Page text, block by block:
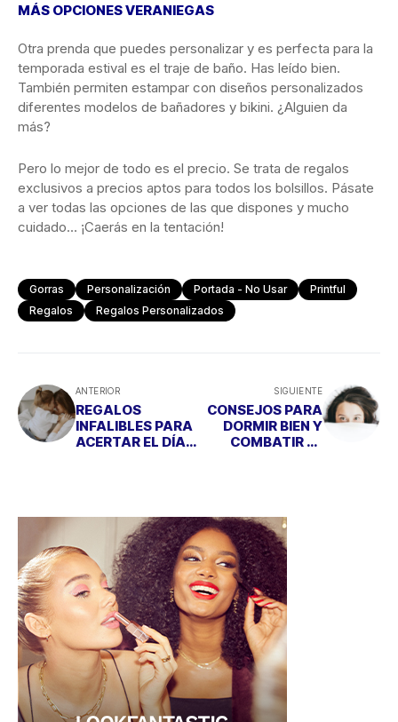
MÁS OPCIONES VERANIEGAS
Otra prenda que puedes personalizar y es perfecta para la
temporada estival es el traje de baño. Has leído bien.
También permiten estampar con diseños personalizados
diferentes modelos de bañadores y bikini. ¿Alguien da
más?
Pero lo mejor de todo es el precio. Se trata de regalos
exclusivos a precios aptos para todos los bolsillos. Pásate
a ver todas las opciones de las que dispones y mucho
cuidado… ¡Caerás en la tentación!
Gorras Personalización Portada - No Usar
Printful
Regalos
Regalos Personalizados
ANTERIOR
REGALOS
INFALIBLES PARA
ACERTAR EL DÍA
SIGUIENTE
CONSEJOS PARA
DORMIR BIEN Y
COMBATIR EL